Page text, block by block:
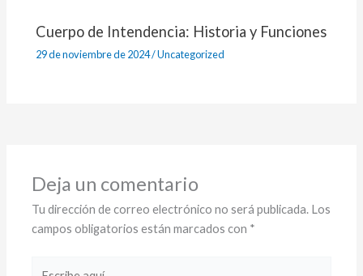
Cuerpo de Intendencia: Historia y Funciones
29 de noviembre de 2024/Uncategorized
Deja un comentario
Tu dirección de correo electrónico no será publicada. Los
campos obligatorios están marcados con *